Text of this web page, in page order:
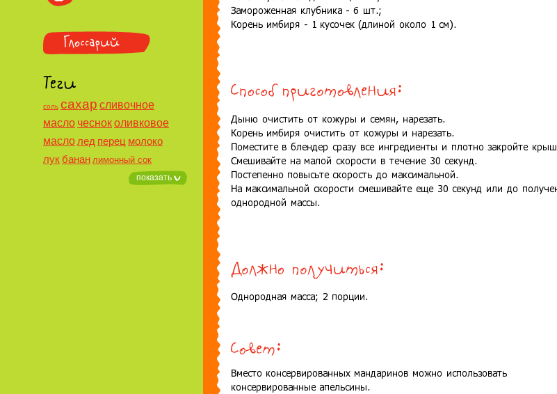
соль сахар сливочное
масло чесноколивковое
масло лед перец молоко
лук банан лимонный сок
показать